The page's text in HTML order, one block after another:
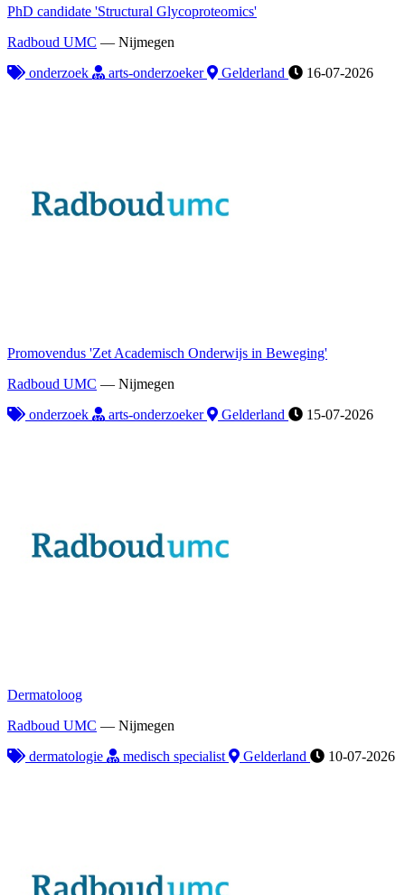
PhD candidate 'Structural Glycoproteomics'
Radboud UMC — Nijmegen
onderzoek
arts-onderzoeker Gelderland 16-07-2026
Promovendus 'Zet Academisch Onderwijs in Beweging'
Radboud UMC — Nijmegen
onderzoek
arts-onderzoeker Gelderland 15-07-2026
Dermatoloog
Radboud UMC — Nijmegen
dermatologie
medisch specialist Gelderland 10-07-2026